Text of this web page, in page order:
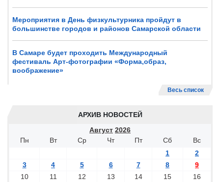
Мероприятия в День физкультурника пройдут в
большинстве городов и районов Самарской области
В Самаре будет проходить Международный
фестиваль Арт-фотографии «Форма,образ,
воображение»
Весь список
АРХИВ НОВОСТЕЙ
Август 2026
Пн
Вт Ср Чт Пт Сб
Вс
1
2
3
4 5 6 7 8
9
10
11 12 13 14 15
16